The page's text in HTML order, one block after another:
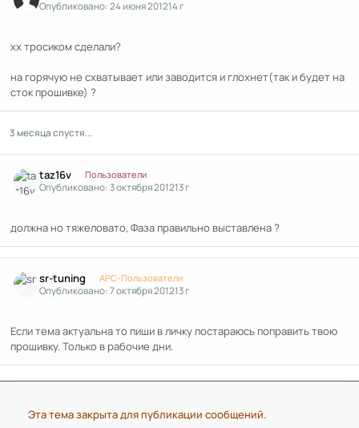
Опубликовано:24 июня 201214 г
хх тросиком сделали?
на горячую не схватывает или заводится и глохнет(так и будет на
сток прошивке) ?
3 месяца спустя...
taz16v Пользователи
Опубликовано:3 октября 201213 г
должна но тяжеловато, Фаза правильно выставлена ?
sr-tuning APC-Пользователи
Опубликовано:7 октября 201213 г
Если тема актуальна то пиши в личку постараюсь поправить твою
прошивку. Только в рабочие дни.
Эта тема закрыта для публикации сообщений.